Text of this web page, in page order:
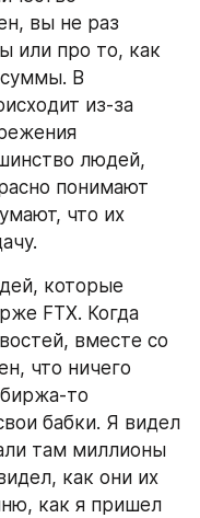
вы не раз
или про то, как
В
из-за
людей,
понимают
что их
которые
FTX. Когда
вместе со
что ничего
то
бабки. Я видел
там миллионы
как они их
как я пришел